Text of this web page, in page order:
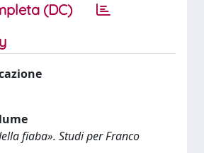
(DC)
fiaba». Studi per Franco